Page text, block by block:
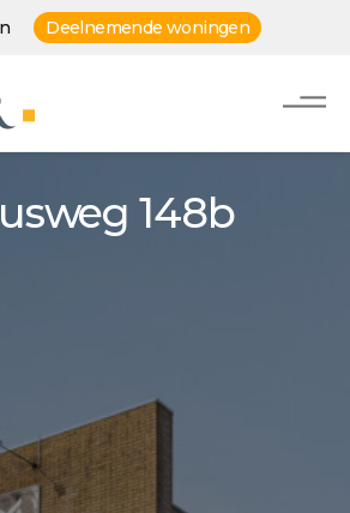
Deelnemende woningen
148b